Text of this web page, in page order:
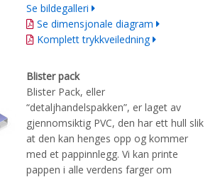
Se bildegalleri
Se dimensjonale diagram
Komplett trykkveiledning
Blister pack
Blister Pack, eller
“detaljhandelspakken”, er laget av
gjennomsiktig PVC, den har ett hull slik
at den kan henges opp og kommer
med et pappinnlegg. Vi kan printe
pappen i alle verdens farger om